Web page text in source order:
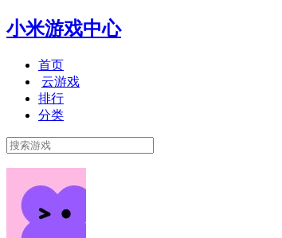
小米游戏中心
首页
云游戏
排行
分类